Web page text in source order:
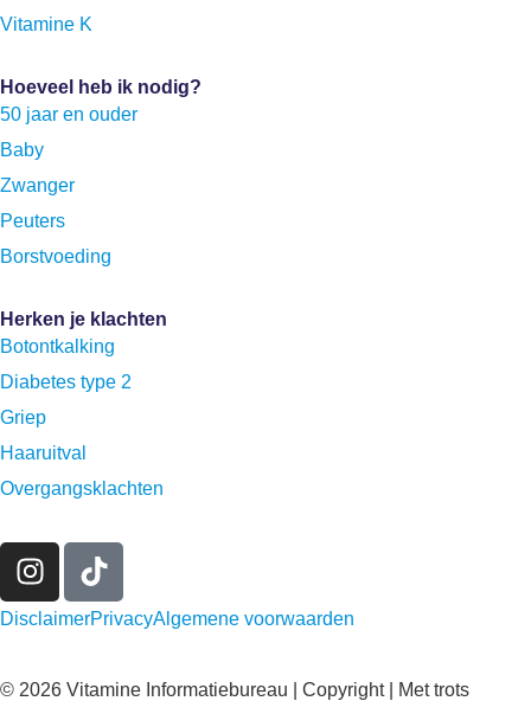
Vitamine K
Hoeveel heb ik nodig?
50 jaar en ouder
Baby
Zwanger
Peuters
Borstvoeding
Herken je klachten
Botontkalking
Diabetes type 2
Griep
Haaruitval
Overgangsklachten
DisclaimerPrivacyAlgemene voorwaarden
© 2026 Vitamine Informatiebureau | Copyright | Met trots